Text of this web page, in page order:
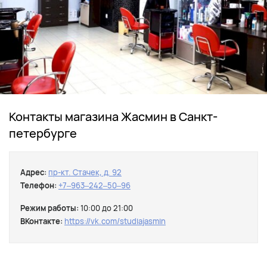
Контакты магазина Жасмин в Санкт-
петербурге
Адрес: пр-кт. Стачек, д. 92
Телефон: +7‒963‒242‒50‒96
Режим работы: 10:00 до 21:00
ВКонтакте: https://vk.com/studiajasmin